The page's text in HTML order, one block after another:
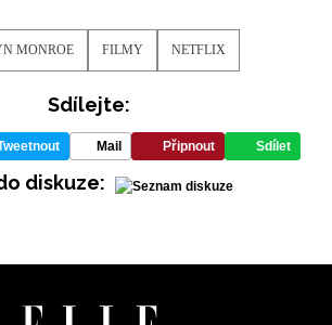
MONROE FILMY NETFLIX
Sdílejte:
Mail Připnout Sdílet
diskuze: